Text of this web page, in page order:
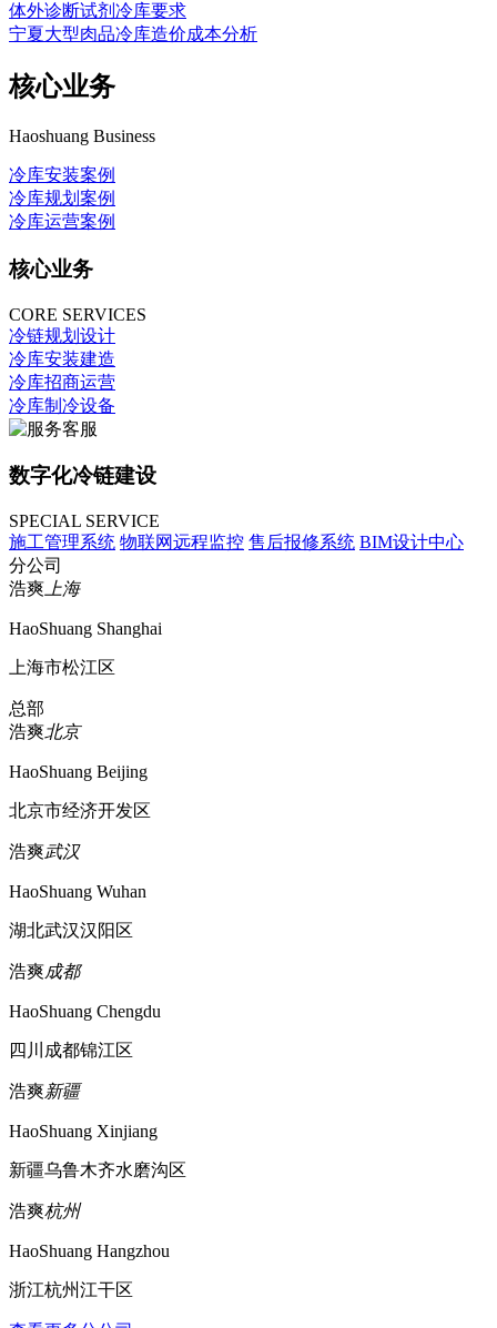
体外诊断试剂冷库要求
宁夏大型肉品冷库造价成本分析
核心业务
Haoshuang Business
冷库安装案例
冷库规划案例
冷库运营案例
核心业务
CORE SERVICES
冷链规划设计
冷库安装建造
冷库招商运营
冷库制冷设备
数字化冷链建设
SPECIAL SERVICE
施工管理系统 物联网远程监控 售后报修系统 BIM设计中心
分公司
浩爽 上海
HaoShuang Shanghai
上海市松江区
总部
浩爽北京
HaoShuang Beijing
北京市经济开发区
浩爽武汉
HaoShuang Wuhan
湖北武汉汉阳区
浩爽成都
HaoShuang Chengdu
四川成都锦江区
浩爽新疆
HaoShuang Xinjiang
新疆乌鲁木齐水磨沟区
浩爽杭州
HaoShuang Hangzhou
浙江杭州江干区